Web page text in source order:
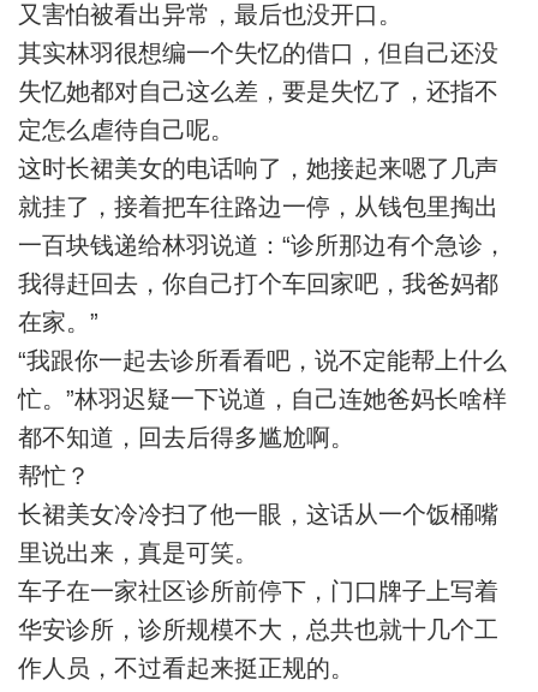
又害怕被看出异常，最后也没开口。
其实林羽很想编一个失忆的借口，但自己还没
失忆她都对自己这么差，要是失忆了，还指不
定怎么虐待自己呢。
这时长裙美女的电话响了，她接起来嗯了几声
就挂了，接着把车往路边一停，从钱包里掏出
一百块钱递给林羽说道：“诊所那边有个急诊，
我得赶回去，你自己打个车回家吧，我爸妈都
在家。”
“我跟你一起去诊所看看吧，说不定能帮上什么
忙。”林羽迟疑一下说道，自己连她爸妈长啥样
都不知道，回去后得多尴尬啊。
帮忙？
长裙美女冷冷扫了他一眼，这话从一个饭桶嘴
里说出来，真是可笑。
车子在一家社区诊所前停下，门口牌子上写着
华安诊所，诊所规模不大，总共也就十几个工
作人员，不过看起来挺正规的。